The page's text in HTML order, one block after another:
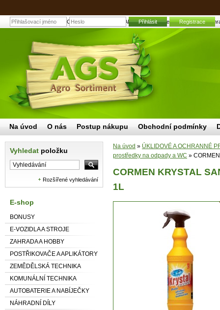
CORMEN KRYSTAL SANAN Mycí prostředek na plísně 1L |
Přihlásit Registrace
Vyhledat položku
Rozšířené vyhledávání
E-shop
BONUSY
E-VOZIDLA A STROJE
ZAHRADA A HOBBY
POSTŘIKOVAČE A APLIKÁTORY
ZEMĚDĚLSKÁ TECHNIKA
KOMUNÁLNÍ TECHNIKA
AUTOBATERIE A NABÍJEČKY
NÁHRADNÍ DÍLY
Na úvod » ÚKLIDOVÉ A OCHRANNÉ
prostředky na odpady a WC »
CORMEN KRYSTAL
1L
Na úvod O nás Postup nákupu Obchodní podmínky